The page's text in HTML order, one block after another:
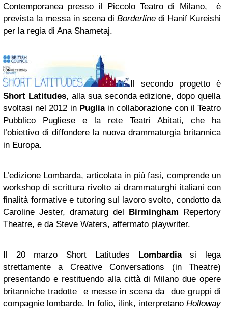
Contemporanea presso il Piccolo Teatro di Milano, è
prevista la messa in scena di Borderline di Hanif Kureishi
per la regia di Ana Shametaj.
Il secondo progetto è
Short Latitudes, alla sua seconda edizione, dopo quella
svoltasi nel 2012 in Pugliain collaborazione con il Teatro
Pubblico Pugliese e la rete Teatri Abitati, che ha
l’obiettivo di diffondere la nuova drammaturgia britannica
in Europa.
L’edizione Lombarda, articolata in più fasi, comprende un
workshop di scrittura rivolto ai drammaturghi italiani con
finalità formative e tutoring sul lavoro svolto, condotto da
Caroline Jester, dramaturg del Birmingham Repertory
Theatre, e da Steve Waters, affermato playwriter.
Il 20 marzo Short Latitudes Lombardiasi lega
strettamente a Creative Conversations (in Theatre)
presentando e restituendo alla città di Milano due opere
britanniche tradotte e messe in scena da due gruppi di
compagnie lombarde. In folio, ilink, interpretano Holloway